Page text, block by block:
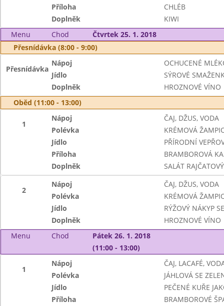
Příloha
CHLÉB
Doplněk
KIWI
Menu
Chod
Čtvrtek 25. 1. 2018
Přesnídávka (8:00 - 9:00)
Přesnídávka
Nápoj
OCHUCENÉ
Jídlo
SÝROVÉ
Doplněk
HROZNOVÉ VÍNO
Oběd (11:00 - 13:00)
1
Nápoj
ČAJ, DŽUS, VODA
Polévka
KRÉMOVÁ
Jídlo
PŘÍRODNÍ
Příloha
BRAMBOROVÁ
Doplněk
SALÁT
2
Nápoj
ČAJ, DŽUS, VODA
Polévka
KRÉMOVÁ
Jídlo
RÝŽOVÝ NÁKYP
Doplněk
HROZNOVÉ VÍNO
Menu
Chod
Pátek 26. 1. 2018
(11:00 - 13:00)
1
Nápoj
ČAJ, LACAFÉ,
Polévka
JÁHLOVÁ SE
Jídlo
PEČENÉ KUŘE
Příloha
BRAMBOROVÉ